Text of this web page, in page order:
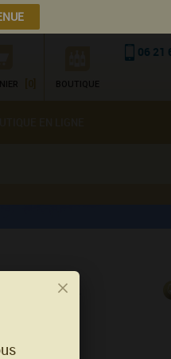
BOUTIQUE
06 21
-